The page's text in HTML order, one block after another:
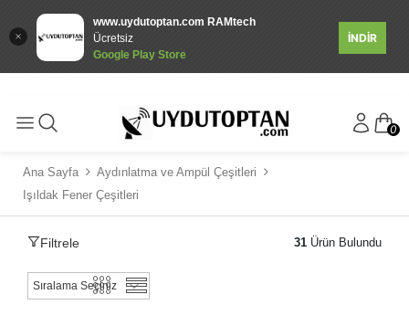
www.uydutoptan.com RAMtech
Ücretsiz
Google Play Store
İNDİR
0
Ana Sayfa
Aydınlatma ve Ampül Çeşitleri
Işıldak Fener Çeşitleri
Filtrele 31 Ürün Bulundu